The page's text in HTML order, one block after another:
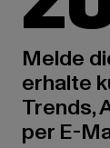
Melde
erhalte
Trends,
per E-